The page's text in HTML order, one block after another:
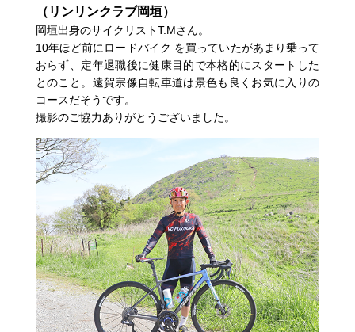
（リンリンクラブ岡垣）
岡垣出身のサイクリストT.Mさん。
10年ほど前にロードバイク を買っていたがあまり乗って
おらず、定年退職後に健康目的で本格的にスタートした
とのこと。遠賀宗像自転車道は景色も良くお気に入りの
コースだそうです。
撮影のご協力ありがとうございました。